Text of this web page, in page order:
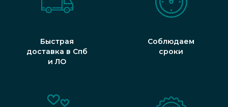
Быстрая
доставка в Спб
и ЛО
Соблюдаем
сроки